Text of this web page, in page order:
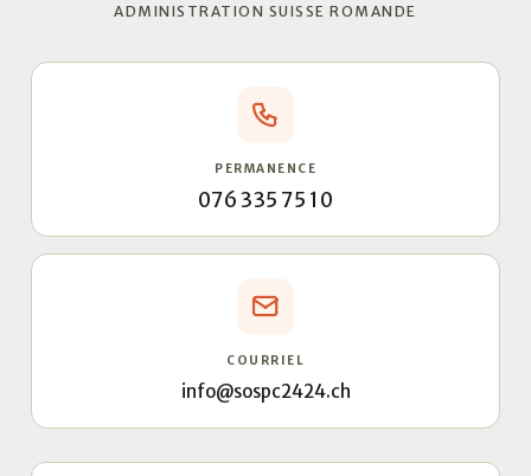
ADMINISTRATION SUISSE ROMANDE
PERMANENCE
076 335 75 10
COURRIEL
info@sospc2424.ch